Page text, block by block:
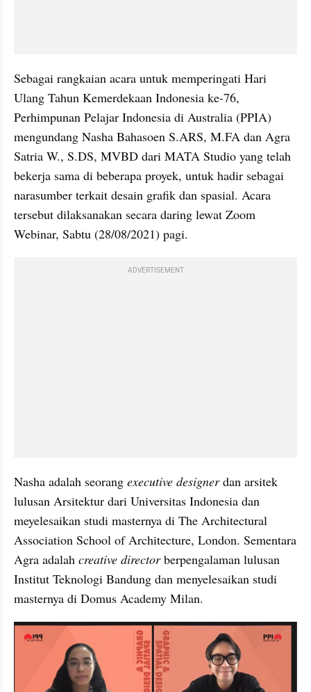
Sebagai rangkaian acara untuk memperingati Hari
Ulang Tahun Kemerdekaan Indonesia ke-76,
Perhimpunan Pelajar Indonesia di Australia (PPIA)
mengundang Nasha Bahasoen S.ARS, M.FA dan Agra
Satria W., S.DS, MVBD dari MATA Studio yang telah
bekerja sama di beberapa proyek, untuk hadir sebagai
narasumber terkait desain grafik dan spasial. Acara
tersebut dilaksanakan secara daring lewat Zoom
Webinar, Sabtu (28/08/2021) pagi.
ADVERTISEMENT
Nasha adalah seorang executive designer dan arsitek
lulusan Arsitektur dari Universitas Indonesia dan
meyelesaikan studi masternya di The Architectural
Association School of Architecture, London. Sementara
Agra adalah creative director berpengalaman lulusan
Institut Teknologi Bandung dan menyelesaikan studi
masternya di Domus Academy Milan.